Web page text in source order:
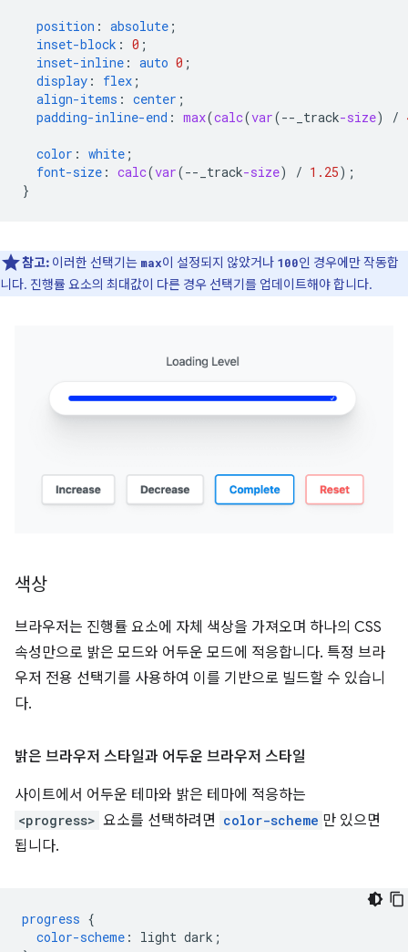
position : absolute ;
inset-block : 0 ;
inset-inline : auto 0 ;
display : flex ;
align-items : center ;
padding-inline-end : max(calc(var(-- _track-size) /
color : white ;
font-size : calc(var(-- _track-size) / 1.25);
}
참고: 이러한 선택기는 max이 설정되지 않았거나 100인 경우에만 작동합
니다. 진행률 요소의 최대값이 다른 경우 선택기를 업데이트해야 합니다.
색상
브라우저는 진행률 요소에 자체 색상을 가져오며 하나의 CSS
속성만으로 밝은 모드와 어두운 모드에 적응합니다. 특정 브라
우저 전용 선택기를 사용하여 이를 기반으로 빌드할 수 있습니
다.
밝은 브라우저 스타일과 어두운 브라우저 스타일
사이트에서 어두운 테마와 밝은 테마에 적응하는
<progress> 요소를 선택하려면 color-scheme 만 있으면
됩니다.
progress {
color-scheme : light dark ;